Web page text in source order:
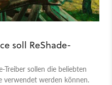
soll ReShade-
sollen die beliebten
verwendet werden können.